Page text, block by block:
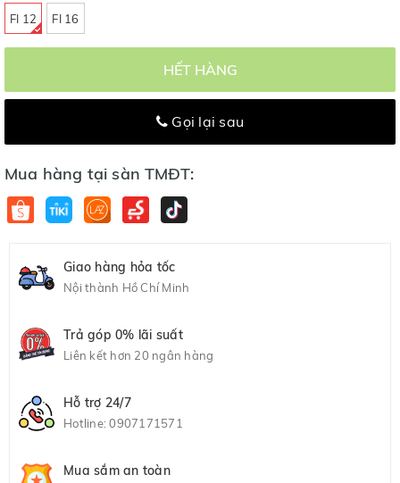
FI 12 FI 16
HẾT HÀNG
Gọi lại sau
Mua hàng tại sàn TMĐT:
Giao hàng hỏa tốc
Nội thành Hồ Chí Minh
Trả góp 0% lãi suất
Liên kết hơn 20 ngân hàng
Hỗ trợ 24/7
Hotline:0907171571
Mua sắm an toàn